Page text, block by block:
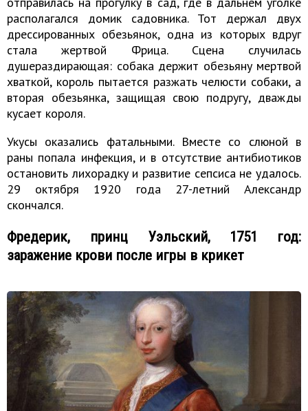
располагался домик садовника. Тот держал двух
дрессированных обезьянок, одна из которых вдруг
стала жертвой Фрица. Сцена случилась
душераздирающая: собака держит обезьяну мертвой
хваткой, король пытается разжать челюсти собаки, а
вторая обезьянка, защищая свою подругу, дважды
кусает короля.
Укусы оказались фатальными. Вместе со слюной в
раны попала инфекция, и в отсутствие антибиотиков
остановить лихорадку и развитие сепсиса не удалось.
29 октября 1920 года 27-летний Александр
скончался.
Фредерик, принц Уэльский, 1751 год:
заражение крови после игры в крикет